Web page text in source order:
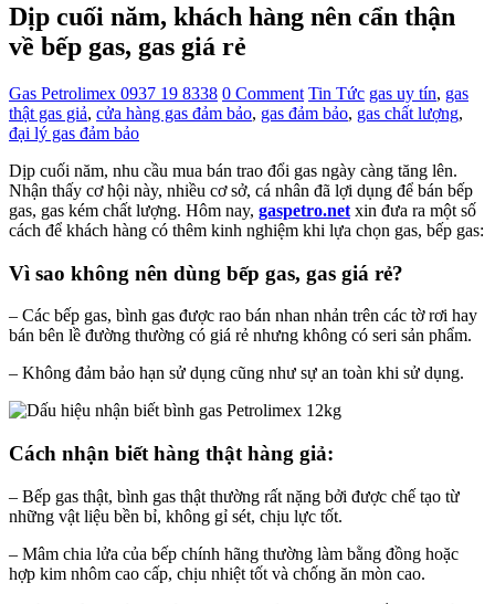
Dịp cuối năm, khách hàng nên cẩn thận
về bếp gas, gas giá rẻ
Gas Petrolimex 0937 19 8338 0 Comment Tin Tức gas uy tín, gas
thật gas giả, cửa hàng gas đảm bảo, gas đảm bảo, gas chất lượng,
đại lý gas đảm bảo
Dịp cuối năm, nhu cầu mua bán trao đổi gas ngày càng tăng lên.
Nhận thấy cơ hội này, nhiều cơ sở, cá nhân đã lợi dụng để bán bếp
gas, gas kém chất lượng. Hôm nay, gaspetro.net xin đưa ra một số
cách để khách hàng có thêm kinh nghiệm khi lựa chọn gas, bếp gas:
Vì sao không nên dùng bếp gas, gas giá rẻ?
– Các bếp gas, bình gas được rao bán nhan nhản trên các tờ rơi hay
bán bên lề đường thường có giá rẻ nhưng không có seri sản phẩm.
– Không đảm bảo hạn sử dụng cũng như sự an toàn khi sử dụng.
Cách nhận biết hàng thật hàng giả:
– Bếp gas thật, bình gas thật thường rất nặng bởi được chế tạo từ
những vật liệu bền bỉ, không gỉ sét, chịu lực tốt.
– Mâm chia lửa của bếp chính hãng thường làm bằng đồng hoặc
hợp kim nhôm cao cấp, chịu nhiệt tốt và chống ăn mòn cao.